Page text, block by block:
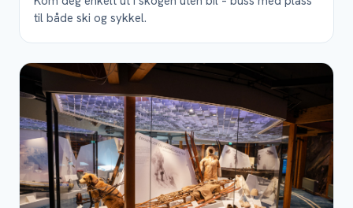
til både ski og sykkel.